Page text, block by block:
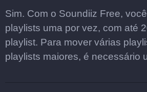
Sim. Com o Soundiiz Free,
playlists uma por vez, com até
playlist. Para mover várias
playlists maiores, é necessário